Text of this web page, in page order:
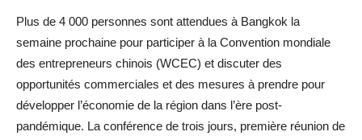
Plus de 4 000 personnes sont attendues à Bangkok la
semaine prochaine pour participer à la Convention mondiale
des entrepreneurs chinois (WCEC) et discuter des
opportunités commerciales et des mesures à prendre pour
développer l’économie de la région dans l’ère post-
pandémique. La conférence de trois jours, première réunion de